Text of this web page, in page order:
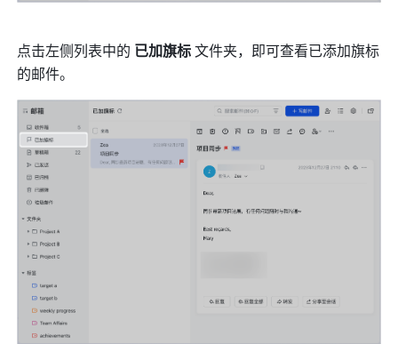
点击左侧列表中的 已加旗标 文件夹，即可查看已添加旗标
的邮件。